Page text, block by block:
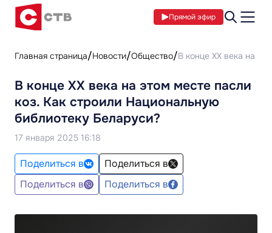
Прямой эфир
Главная страница Новости Общество В конце ХХ века на
В конце ХХ века на этом месте пасли
коз. Как строили Национальную
библиотеку Беларуси?
17 января 2025 16:18
Поделиться в
Поделиться в
Поделиться в
Поделиться в